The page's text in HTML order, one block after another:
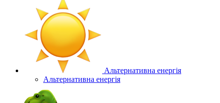
Альтернативна енергія
Альтернативна енергія